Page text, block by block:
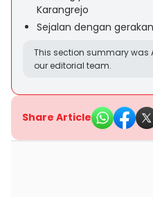
Karangrejo
Sejalan dengan
This section summary was
our editorial team.
Share Article